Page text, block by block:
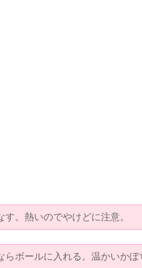
。熱いのでやけどに注意。
らボールに入れる。温かいかぼ